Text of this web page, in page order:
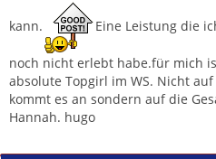
kann. Eine Leistung die
noch nicht erlebt habe.für mich
absolute Topgirl im WS. Nicht
kommt es an sondern auf die
Hannah. hugo